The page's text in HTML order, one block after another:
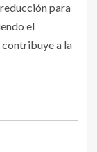
para
el
a la